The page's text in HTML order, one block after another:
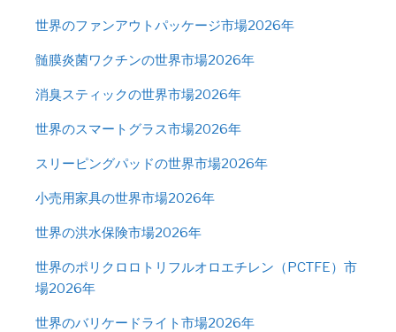
世界のファンアウトパッケージ市場2026年
髄膜炎菌ワクチンの世界市場2026年
消臭スティックの世界市場2026年
世界のスマートグラス市場2026年
スリーピングパッドの世界市場2026年
小売用家具の世界市場2026年
世界の洪水保険市場2026年
世界のポリクロロトリフルオロエチレン（PCTFE）市
場2026年
世界のバリケードライト市場2026年